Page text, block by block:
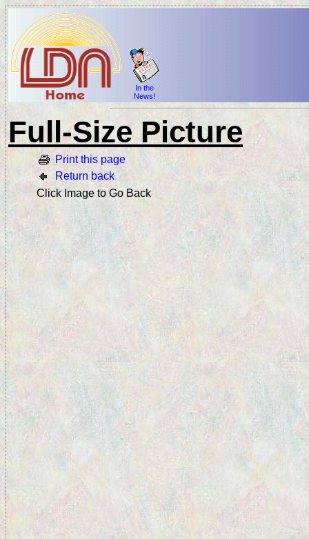
In the
News!
Full-Size Picture
Print this page
Return back
Click Image to Go Back